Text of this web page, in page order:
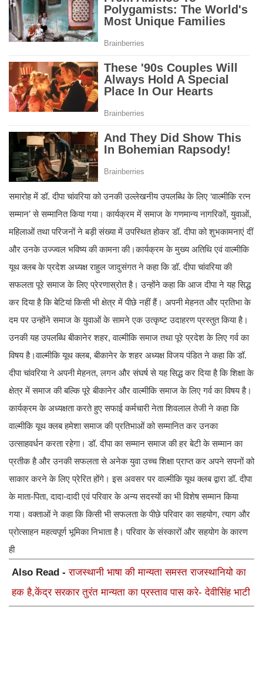
समारोह में डॉ. दीपा चांवरिया को उनकी उल्लेखनीय उपलब्धि के लिए ‘वाल्मीकि रत्न
सम्मान’ से सम्मानित किया गया। कार्यक्रम में समाज के गणमान्य नागरिकों, युवाओं,
महिलाओं तथा परिजनों ने बड़ी संख्या में उपस्थित होकर डॉ. दीपा को शुभकामनाएं दीं
और उनके उज्ज्वल भविष्य की कामना की।कार्यक्रम के मुख्य अतिथि एवं वाल्मीकि
यूथ क्लब के प्रदेश अध्यक्ष राहुल जादुसंगत ने कहा कि डॉ. दीपा चांवरिया की
सफलता पूरे समाज के लिए प्रेरणास्रोत है। उन्होंने कहा कि आज दीपा ने यह सिद्ध
कर दिया है कि बेटियां किसी भी क्षेत्र में पीछे नहीं हैं। अपनी मेहनत और प्रतिभा के
दम पर उन्होंने समाज के युवाओं के सामने एक उत्कृष्ट उदाहरण प्रस्तुत किया है।
उनकी यह उपलब्धि बीकानेर शहर, वाल्मीकि समाज तथा पूरे प्रदेश के लिए गर्व का
विषय है।वाल्मीकि यूथ क्लब, बीकानेर के शहर अध्यक्ष विजय पंडित ने कहा कि डॉ.
दीपा चांवरिया ने अपनी मेहनत, लगन और संघर्ष से यह सिद्ध कर दिया है कि शिक्षा के
क्षेत्र में समाज की बल्कि पूरे बीकानेर और वाल्मीकि समाज के लिए गर्व का विषय है।
कार्यक्रम के अध्यक्षता करते हुए सफाई कर्मचारी नेता शिवलाल तेजी ने कहा कि
वाल्मीकि यूथ क्लब हमेशा समाज की प्रतिभाओं को सम्मानित कर उनका
उत्साहवर्धन करता रहेगा। डॉ. दीपा का सम्मान समाज की हर बेटी के सम्मान का
प्रतीक है और उनकी सफलता से अनेक युवा उच्च शिक्षा प्राप्त कर अपने सपनों को
साकार करने के लिए प्रेरित होंगे। इस अवसर पर वाल्मीकि यूथ क्लब द्वारा डॉ. दीपा
के माता-पिता, दादा-दादी एवं परिवार के अन्य सदस्यों का भी विशेष सम्मान किया
गया। वक्ताओं ने कहा कि किसी भी सफलता के पीछे परिवार का सहयोग, त्याग और
प्रोत्साहन महत्वपूर्ण भूमिका निभाता है। परिवार के संस्कारों और सहयोग के कारण
ही
Also Read -राजस्थानी भाषा की मान्यता समस्त राजस्थानियो का
हक है,केंद्र सरकार तुरंत मान्यता का प्रस्ताव पास करे- देवीसिंह भाटी